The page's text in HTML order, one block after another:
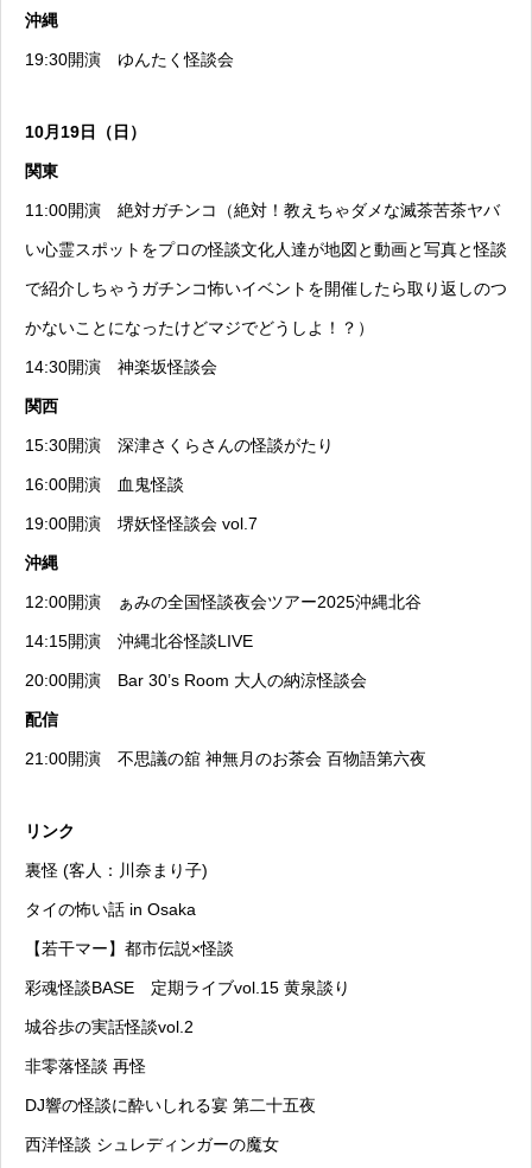
沖縄
19:30開演 ゆんたく怪談会
10月19日（日）
関東
11:00開演 絶対ガチンコ（絶対！教えちゃダメな滅茶苦茶ヤバ
い心霊スポットをプロの怪談文化人達が地図と動画と写真と怪談
で紹介しちゃうガチンコ怖いイベントを開催したら取り返しのつ
かないことになったけどマジでどうしよ！？）
14:30開演 神楽坂怪談会
関西
15:30開演 深津さくらさんの怪談がたり
16:00開演 血鬼怪談
19:00開演 堺妖怪怪談会 vol.7
沖縄
12:00開演 ぁみの全国怪談夜会ツアー2025沖縄北谷
14:15開演 沖縄北谷怪談LIVE
20:00開演 Bar 30’s Room 大人の納涼怪談会
配信
21:00開演 不思議の舘 神無月のお茶会 百物語第六夜
リンク
裏怪 (客人：川奈まり子)
タイの怖い話 in Osaka
【若干マー】都市伝説×怪談
彩魂怪談BASE 定期ライブvol.15 黄泉談り
城谷歩の実話怪談vol.2
非零落怪談 再怪
DJ響の怪談に酔いしれる宴 第二十五夜
西洋怪談 シュレディンガーの魔女